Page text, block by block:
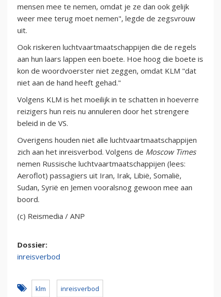
mensen mee te nemen, omdat je ze dan ook gelijk
weer mee terug moet nemen", legde de zegsvrouw
uit.
Ook riskeren luchtvaartmaatschappijen die de regels
aan hun laars lappen een boete. Hoe hoog die boete is
kon de woordvoerster niet zeggen, omdat KLM "dat
niet aan de hand heeft gehad."
Volgens KLM is het moeilijk in te schatten in hoeverre
reizigers hun reis nu annuleren door het strengere
beleid in de VS.
Overigens houden niet alle luchtvaartmaatschappijen
zich aan het inreisverbod. Volgens de Moscow Times
nemen Russische luchtvaartmaatschappijen (lees:
Aeroflot) passagiers uit Iran, Irak, Libië, Somalië,
Sudan, Syrië en Jemen vooralsnog gewoon mee aan
boord.
(c) Reismedia / ANP
Dossier:
inreisverbod
klm inreisverbod